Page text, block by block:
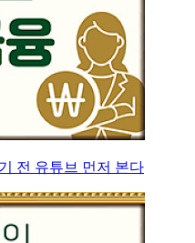
전 유튜브 먼저 본다